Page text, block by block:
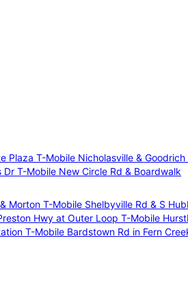
Plaza T-Mobile Nicholasville & Goodrich
Dr T-Mobile New Circle Rd & Boardwalk
Morton T-Mobile Shelbyville Rd & S
Hwy at Outer Loop T-Mobile
T-Mobile Bardstown Rd in Fern